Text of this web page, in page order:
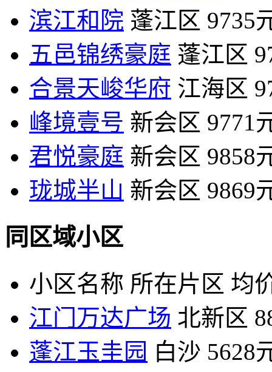
滨江和院 蓬江区 9735
五邑锦绣豪庭 蓬江区
合景天峻华府 江海区
峰境壹号 新会区 9771
君悦豪庭 新会区 9858
珑城半山 新会区 9869
同区域小区
小区名称 所在片区 均
江门万达广场 北新区
蓬江玉圭园 白沙 5628